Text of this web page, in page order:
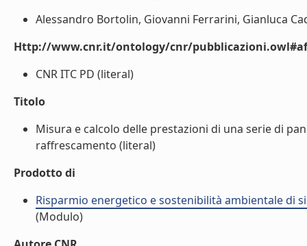
Alessandro Bortolin, Giovanni Ferrarini, Gianluca
Http://www.cnr.it/ontology/cnr/
CNR ITC PD (literal)
Titolo
Misura e calcolo delle prestazioni di una serie di
raffrescamento (literal)
Prodotto di
Risparmio energetico e sostenibilità ambientale di
(Modulo)